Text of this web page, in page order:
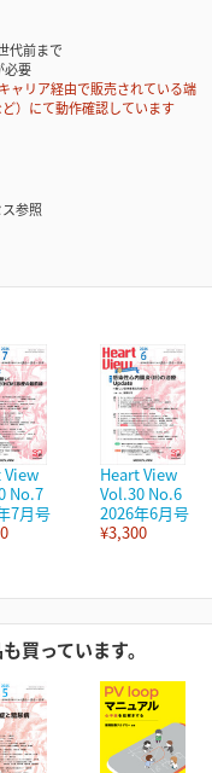
代前まで
必要
リア経由で販売されている端
）にて動作確認しています
参照
View
No.7
7月号
Heart View
Vol.30 No.6
2026年6月号
¥3,300
買っています。